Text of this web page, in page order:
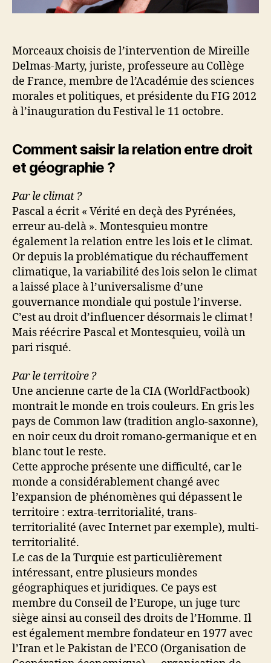
Morceaux choisis de l’intervention de Mireille
Delmas-Marty, juriste, professeure au Collège
de France, membre de l’Académie des sciences
morales et politiques, et présidente du FIG 2012
à l’inauguration du Festival le 11 octobre.
Comment saisir la relation entre droit
et géographie ?
Par le climat ?
Pascal a écrit « Vérité en deçà des Pyrénées,
erreur au-delà ». Montesquieu montre
également la relation entre les lois et le climat.
Or depuis la problématique du réchauffement
climatique, la variabilité des lois selon le climat
a laissé place à l’universalisme d’une
gouvernance mondiale qui postule l’inverse.
C’est au droit d’influencer désormais le climat !
Mais réécrire Pascal et Montesquieu, voilà un
pari risqué.
Par le territoire ?
Une ancienne carte de la CIA (WorldFactbook)
montrait le monde en trois couleurs. En gris les
pays de Common law (tradition anglo-saxonne),
en noir ceux du droit romano-germanique et en
blanc tout le reste.
Cette approche présente une difficulté, car le
monde a considérablement changé avec
l’expansion de phénomènes qui dépassent le
territoire : extra-territorialité, trans-
territorialité (avec Internet par exemple), multi-
territorialité.
Le cas de la Turquie est particulièrement
intéressant, entre plusieurs mondes
géographiques et juridiques. Ce pays est
membre du Conseil de l’Europe, un juge turc
siège ainsi au conseil des droits de l’Homme. Il
est également membre fondateur en 1977 avec
l’Iran et le Pakistan de l’ECO (Organisation de